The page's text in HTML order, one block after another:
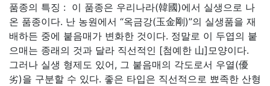
품종의 특징 : 이 품종은 우리나라(韓國)에서 실생으로 나
온 품종이다. 난 농원에서 “옥금강(玉金剛)”의 실생품을 재
배하든 중에 붙음매가 변화한 것이다. 정말로 이 두엽의 붙
으매는 종래의 것과 달라 직선적인 [첨예한 山]모양이다.
그러나 실생 형제도 있어, 그 붙음매의 각도로서 우열(優
劣)을 구분할 수 있다. 좋은 타입은 직선적으로 뾰족한 산형